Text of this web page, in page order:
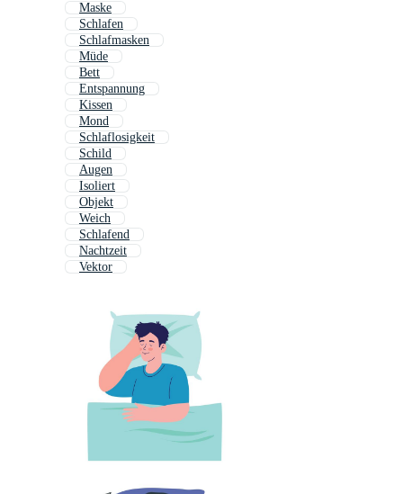
Maske
Schlafen
Schlafmasken
Müde
Bett
Entspannung
Kissen
Mond
Schlaflosigkeit
Schild
Augen
Isoliert
Objekt
Weich
Schlafend
Nachtzeit
Vektor